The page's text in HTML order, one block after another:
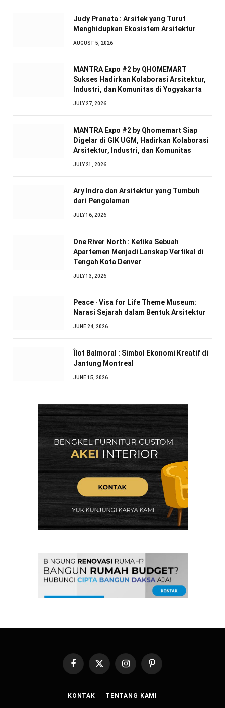
Judy Pranata : Arsitek yang Turut
Menghidupkan Ekosistem Arsitektur
AUGUST 5, 2026
MANTRA Expo #2 by QHOMEMART
Sukses Hadirkan Kolaborasi Arsitektur,
Industri, dan Komunitas di Yogyakarta
JULY 27, 2026
MANTRA Expo #2 by Qhomemart Siap
Digelar di GIK UGM, Hadirkan Kolaborasi
Arsitektur, Industri, dan Komunitas
JULY 21, 2026
Ary Indra dan Arsitektur yang Tumbuh
dari Pengalaman
JULY 16, 2026
One River North : Ketika Sebuah
Apartemen Menjadi Lanskap Vertikal di
Tengah Kota Denver
JULY 13, 2026
Peace · Visa for Life Theme Museum:
Narasi Sejarah dalam Bentuk Arsitektur
JUNE 24, 2026
Îlot Balmoral : Simbol Ekonomi Kreatif di
Jantung Montreal
JUNE 15, 2026
FacebookX
(Twitter)
InstagramPinterest
KONTAK TENTANG KAMI